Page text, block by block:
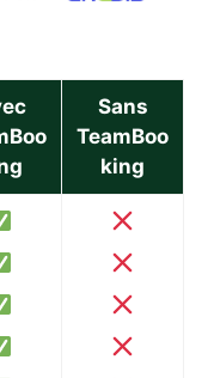
Sans
TeamBoo
king